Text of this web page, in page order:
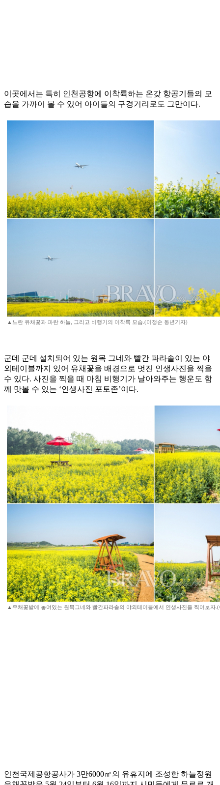
이곳에서는 특히 인천공항에 이착륙하는 온갖 항공기들의 모
습을 가까이 볼 수 있어 아이들의 구경거리로도 그만이다.
▲노란 유채꽃과 파란 하늘, 그리고 비행기의 이착륙 모습.(이정순 동년기자)
군데 군데 설치되어 있는 원목 그네와 빨간 파라솔이 있는 야
외테이블까지 있어 유채꽃을 배경으로 멋진 인생사진을 찍을
수 있다. 사진을 찍을 때 마침 비행기가 날아와주는 행운도 함
께 맛볼 수 있는 ‘인생사진 포토존’이다.
▲유채꽃밭에 놓여있는 원목그네와 빨간파라솔의 야외테이블에서 인생사진을 찍어보자
인천국제공항공사가 3만6000㎡의 유휴지에 조성한 하늘정원